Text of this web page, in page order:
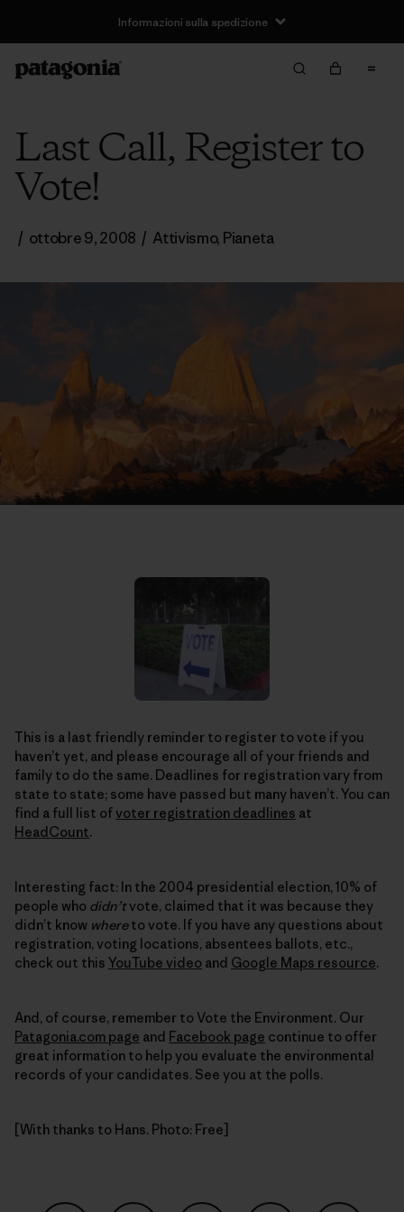
Informazioni sulla spedizione
Last Call, Register to
Vote!
/ ottobre 9, 2008 / Attivismo, Pianeta
This is a last friendly reminder to register to vote if you
haven’t yet, and please encourage all of your friends and
family to do the same. Deadlines for registration vary from
state to state; some have passed but many haven’t. You can
find a full list ofvoter registration deadlines at
HeadCount.
Interesting fact: In the 2004 presidential election, 10% of
people who didn’tvote, claimed that it was because they
didn’t know whereto vote. If you have any questions about
registration, voting locations, absentees ballots, etc.,
check out this YouTube video and Google Maps resource.
And, of course, remember to Vote the Environment. Our
Patagonia.com page and Facebook page continue to offer
great information to help you evaluate the environmental
records of your candidates. See you at the polls.
[With thanks to Hans. Photo: Free]